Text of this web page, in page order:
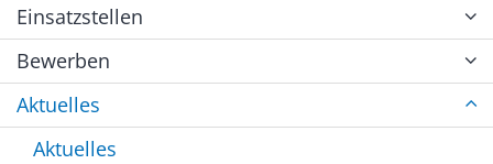
Einsatzstellen
Bewerben
Aktuelles
Aktuelles